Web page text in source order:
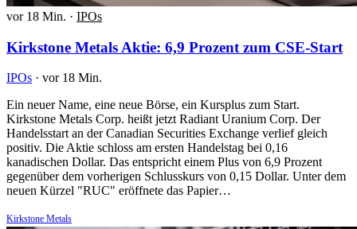
vor 18 Min. · IPOs
Kirkstone Metals Aktie: 6,9 Prozent zum CSE-Start
IPOs · vor 18 Min.
Ein neuer Name, eine neue Börse, ein Kursplus zum Start.
Kirkstone Metals Corp. heißt jetzt Radiant Uranium Corp. Der
Handelsstart an der Canadian Securities Exchange verlief gleich
positiv. Die Aktie schloss am ersten Handelstag bei 0,16
kanadischen Dollar. Das entspricht einem Plus von 6,9 Prozent
gegenüber dem vorherigen Schlusskurs von 0,15 Dollar. Unter dem
neuen Kürzel "RUC" eröffnete das Papier…
Kirkstone Metals